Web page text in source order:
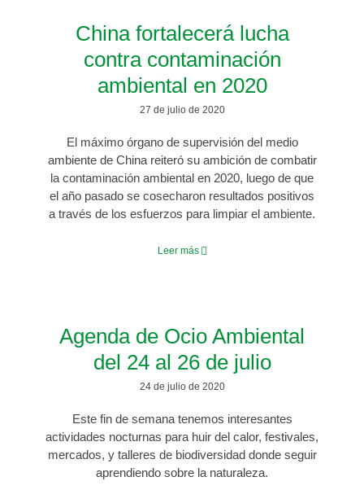
China fortalecerá lucha
contra contaminación
ambiental en 2020
27 de julio de 2020
El máximo órgano de supervisión del medio
ambiente de China reiteró su ambición de combatir
la contaminación ambiental en 2020, luego de que
el año pasado se cosecharon resultados positivos
a través de los esfuerzos para limpiar el ambiente.
Leer más
Agenda de Ocio Ambiental
del 24 al 26 de julio
24 de julio de 2020
Este fin de semana tenemos interesantes
actividades nocturnas para huir del calor, festivales,
mercados, y talleres de biodiversidad donde seguir
aprendiendo sobre la naturaleza.